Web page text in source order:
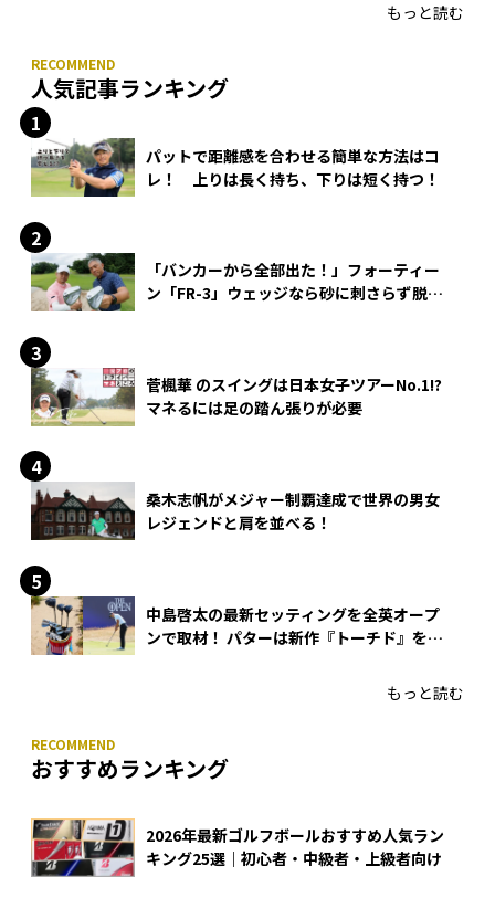
もっと読む
人気記事ランキング
パットで距離感を合わせる簡単な方法はコ
レ！ 上りは長く持ち、下りは短く持つ！
「バンカーから全部出た！」フォーティー
ン「FR-3」ウェッジなら砂に刺さらず脱出
菅楓華 のスイングは日本女子ツアーNo.1!?
マネるには足の踏ん張りが必要
桑木志帆がメジャー制覇達成で世界の男女
レジェンドと肩を並べる！
中島啓太の最新セッティングを全英オープ
ンで取材！ パターは新作『トーチド』を投
もっと読む
おすすめランキング
2026年最新ゴルフボールおすすめ人気ラン
キング25選｜初心者・中級者・上級者向け